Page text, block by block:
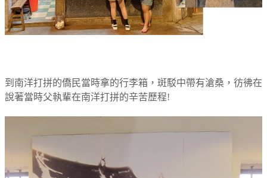
到南洋打拼的僑民當時拿的行李箱，斑駁中帶有滄桑，彷彿在
說著當時父執輩在南洋打拼的辛苦歷程!